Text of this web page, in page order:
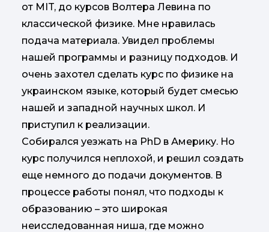
от MIT, до курсов Волтера Левина по
классической физике. Мне нравилась
подача материала. Увидел проблемы
нашей программы и разницу подходов. И
очень захотел сделать курс по физике на
украинском языке, который будет смесью
нашей и западной научных школ. И
приступил к реализации.
Собирался уезжать на PhD в Америку. Но
курс получился неплохой, и решил создать
еще немного до подачи документов. В
процессе работы понял, что подходы к
образованию – это широкая
неисследованная ниша, где можно